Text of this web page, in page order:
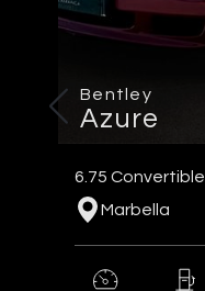
Bentley
Azure
6.75 Convertible
Marbella